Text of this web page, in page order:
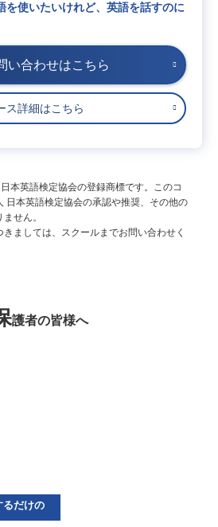
を使いたいけれど、英語を話すのに
い合わせはこちら
ス詳細はこちら
本英語検定協会の登録商標です。このコ
日本英語検定協会の承認や推奨、その他の
せん。
ましては、スクールまでお問い合わせく
護者の皆様へ
るだけの